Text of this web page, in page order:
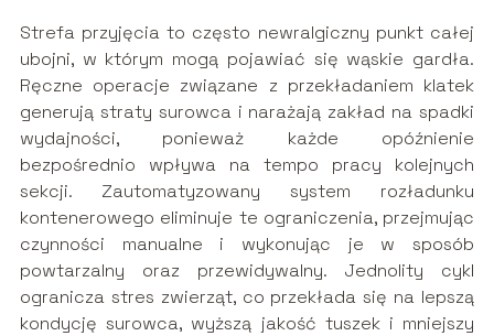
Strefa przyjęcia to często newralgiczny punkt całej
ubojni, w którym mogą pojawiać się wąskie gardła.
Ręczne operacje związane z przekładaniem klatek
generują straty surowca i narażają zakład na spadki
wydajności, ponieważ każde opóźnienie
bezpośrednio wpływa na tempo pracy kolejnych
sekcji. Zautomatyzowany system rozładunku
kontenerowego eliminuje te ograniczenia, przejmując
czynności manualne i wykonując je w sposób
powtarzalny oraz przewidywalny. Jednolity cykl
ogranicza stres zwierząt, co przekłada się na lepszą
kondycję surowca, wyższą jakość tuszek i mniejszy